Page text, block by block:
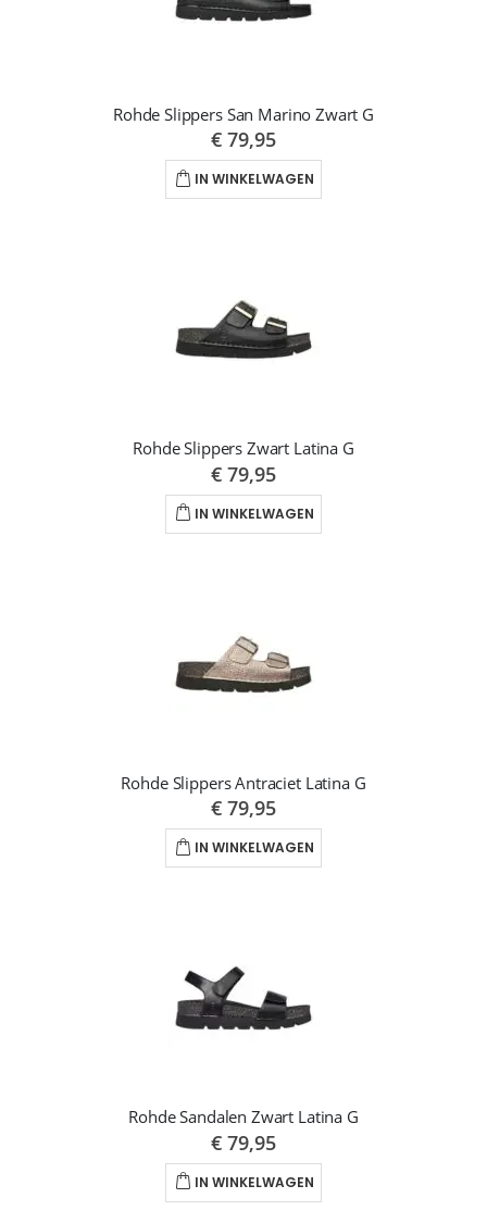
Rohde Slippers San Marino Zwart G
€ 79,95
IN WINKELWAGEN
Rohde Slippers Zwart Latina G
€ 79,95
IN WINKELWAGEN
Rohde Slippers Antraciet Latina G
€ 79,95
IN WINKELWAGEN
Rohde Sandalen Zwart Latina G
€ 79,95
IN WINKELWAGEN